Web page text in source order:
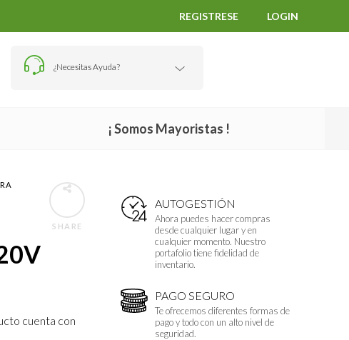
REGISTRESE LOGIN
¿Necesitas Ayuda?
¡ Somos Mayoristas !
AUTOGESTIÓN
Ahora puedes hacer compras
desde cualquier lugar y en
cualquier momento. Nuestro
portafolio tiene fidelidad de
inventario.
PAGO SEGURO
Te ofrecemos diferentes formas de
pago y todo con un alto nivel de
seguridad.
SHARE
cuenta con